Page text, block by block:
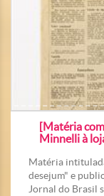
[Matéria
Minnelli à
Matéria
desejum" e
Jornal do Brasil